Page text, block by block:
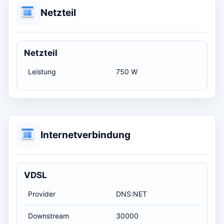
Netzteil
Netzteil
Leistung 750 W
Internetverbindung
VDSL
Provider DNS:NET
Downstream 30000